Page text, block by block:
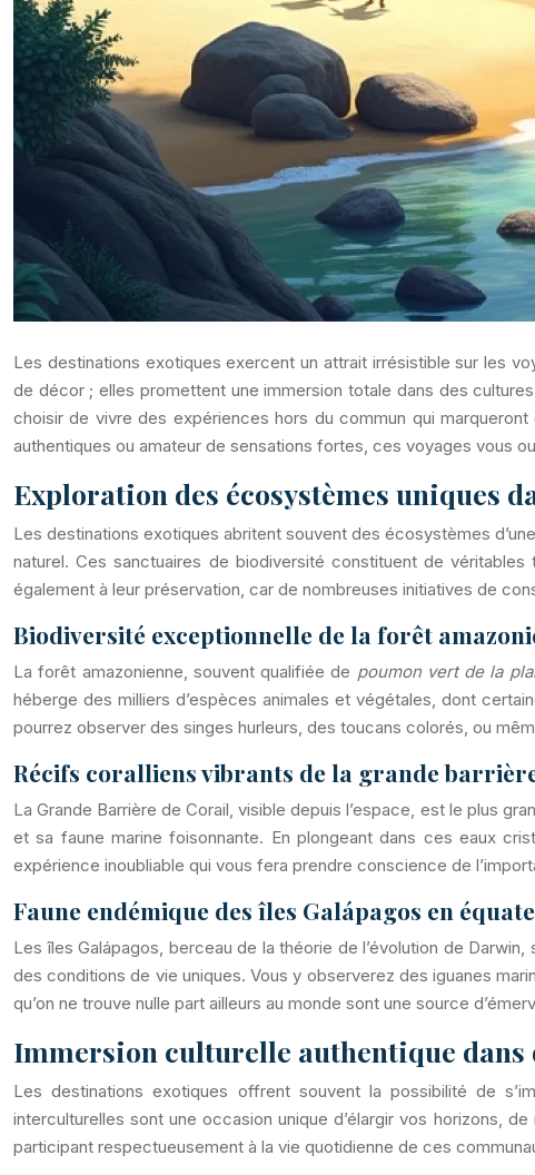
Les destinations exotiques exercent un attrait irrésistible sur les
de décor ; elles promettent une immersion totale dans des
choisir de vivre des expériences hors du commun qui
authentiques ou amateur de sensations fortes, ces voyages vous
Exploration des écosystèmes uniques
Les destinations exotiques abritent souvent des écosystèmes
naturel. Ces sanctuaires de biodiversité constituent de
également à leur préservation, car de nombreuses initiatives de
Biodiversité exceptionnelle de la forêt
La forêt amazonienne, souvent qualifiée de poumon vert de la
héberge des milliers d’espèces animales et végétales, dont
pourrez observer des singes hurleurs, des toucans colorés, ou
Récifs coralliens vibrants de la grande
La Grande Barrière de Corail, visible depuis l’espace, est le plus
et sa faune marine foisonnante. En plongeant dans ces eaux
expérience inoubliable qui vous fera prendre conscience de
Faune endémique des îles Galápagos en
Les îles Galápagos, berceau de la théorie de l’évolution de
des conditions de vie uniques. Vous y observerez des iguanes
qu’on ne trouve nulle part ailleurs au monde sont une source
Immersion culturelle authentique
Les destinations exotiques offrent souvent la possibilité de
interculturelles sont une occasion unique d’élargir vos horizons,
participant respectueusement à la vie quotidienne de ces